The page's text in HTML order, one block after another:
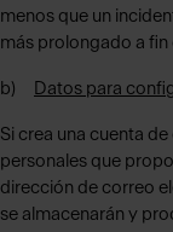
menos que un
más prolongado a
b) Datos para
Si crea una cuenta
personales que
dirección de correo
se almacenarán y